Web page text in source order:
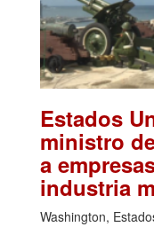
Estados
ministro
a
industria
Washington,